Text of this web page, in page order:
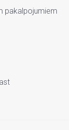
pakalpojumiem